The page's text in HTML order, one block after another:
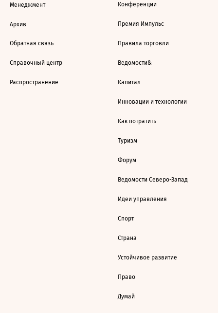
Менеджмент
Архив
Обратная связь
Справочный центр
Распространение
Конференции
Премия Импульс
Правила торговли
Ведомости&
Капитал
Инновации и технологии
Как потратить
Туризм
Форум
Ведомости Северо-Запад
Идеи управления
Спорт
Страна
Устойчивое развитие
Право
Думай